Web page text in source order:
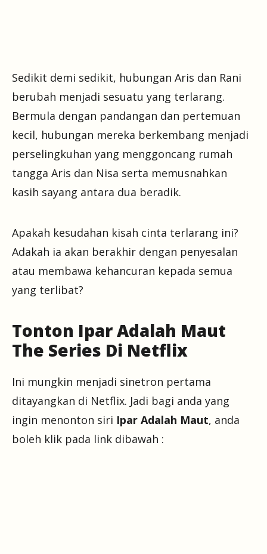
Sedikit demi sedikit, hubungan Aris dan Rani
berubah menjadi sesuatu yang terlarang.
Bermula dengan pandangan dan pertemuan
kecil, hubungan mereka berkembang menjadi
perselingkuhan yang menggoncang rumah
tangga Aris dan Nisa serta memusnahkan
kasih sayang antara dua beradik.
Apakah kesudahan kisah cinta terlarang ini?
Adakah ia akan berakhir dengan penyesalan
atau membawa kehancuran kepada semua
yang terlibat?
Tonton Ipar Adalah Maut
The Series Di Netflix
Ini mungkin menjadi sinetron pertama
ditayangkan di Netflix. Jadi bagi anda yang
ingin menonton siri Ipar Adalah Maut, anda
boleh klik pada link dibawah :